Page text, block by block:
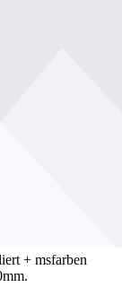
+ msfarben